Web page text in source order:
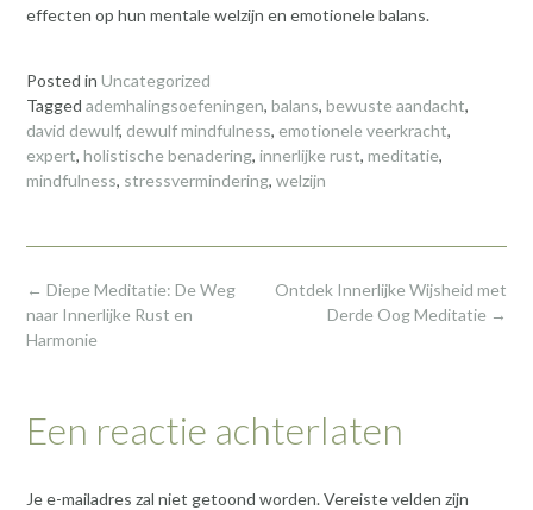
effecten op hun mentale welzijn en emotionele balans.
Posted in Uncategorized
Tagged ademhalingsoefeningen, balans, bewuste aandacht,
david dewulf, dewulf mindfulness, emotionele veerkracht,
expert, holistische benadering, innerlijke rust, meditatie,
mindfulness, stressvermindering, welzijn
Post
navigation
Ontdek Innerlijke Wijsheid met
Derde Oog Meditatie →
← Diepe Meditatie: De Weg
naar Innerlijke Rust en
Harmonie
Een reactie achterlaten
Je e-mailadres zal niet getoond worden.Vereiste velden zijn